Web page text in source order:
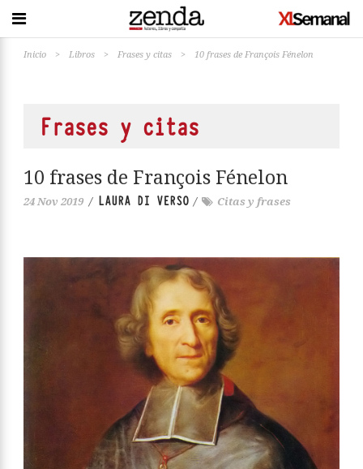
Inicio > Libros > Frases y citas > 10 frases de François Fénelon
Frases y citas
10 frases de François Fénelon
24 Nov 2019 / LAURA DI VERSO / Citas y frases